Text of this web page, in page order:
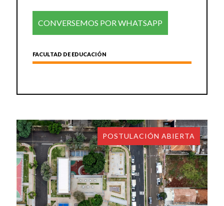
CONVERSEMOS POR WHATSAPP
FACULTAD DE EDUCACIÓN
POSTULACIÓN ABIERTA